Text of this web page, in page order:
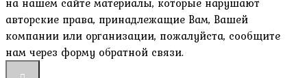
авторские права, принадлежащие Вам, Вашей
компании или организации, пожалуйста, сообщите
нам через форму обратной связи.